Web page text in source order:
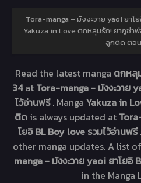
Tora-manga – มังงะวาย yaoi ยาโ
Yakuza in Love ตกหลุมรัก! ยากูซ่า
ลูกติด ตอ
Read the latest manga ตกหลุ
34at Tora-manga - มังงะวาย
ไว้อ่านฟรี. Manga Yakuza in
ติด is always updated at
โยอิ BL Boy love รวมไว้อ่านฟรี
other manga updates. A list
manga - มังงะวาย yaoi ยาโยอิ
in the Manga